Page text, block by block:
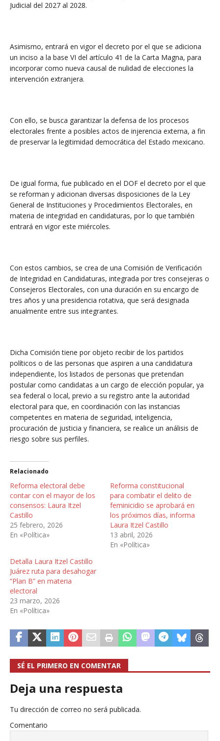
Judicial del 2027 al 2028.
Asimismo, entrará en vigor el decreto por el que se adiciona
un inciso a la base VI del artículo 41 de la Carta Magna, para
incorporar como nueva causal de nulidad de elecciones la
intervención extranjera.
Con ello, se busca garantizar la defensa de los procesos
electorales frente a posibles actos de injerencia externa, a fin
de preservar la legitimidad democrática del Estado mexicano.
De igual forma, fue publicado en el DOF el decreto por el que
se reforman y adicionan diversas disposiciones de la Ley
General de Instituciones y Procedimientos Electorales, en
materia de integridad en candidaturas, por lo que también
entrará en vigor este miércoles.
Con estos cambios, se crea de una Comisión de Verificación
de Integridad en Candidaturas, integrada por tres consejeras o
Consejeros Electorales, con una duración en su encargo de
tres años y una presidencia rotativa, que será designada
anualmente entre sus integrantes.
Dicha Comisión tiene por objeto recibir de los partidos
políticos o de las personas que aspiren a una candidatura
independiente, los listados de personas que pretendan
postular como candidatas a un cargo de elección popular, ya
sea federal o local, previo a su registro ante la autoridad
electoral para que, en coordinación con las instancias
competentes en materia de seguridad, inteligencia,
procuración de justicia y financiera, se realice un análisis de
riesgo sobre sus perfiles.
Relacionado
Reforma electoral debe
contar con el mayor de los
consensos: Laura Itzel
Castillo
25 febrero, 2026
En «Política»
Reforma constitucional
para combatir el delito de
feminicidio se aprobará en
los próximos días, informa
Laura Itzel Castillo
13 abril, 2026
En «Política»
Detalla Laura Itzel Castillo
Juárez ruta para desahogar
“Plan B” en materia
electoral
23 marzo, 2026
En «Política»
SÉ EL PRIMERO EN COMENTAR
Deja una respuesta
Tu dirección de correo no será publicada.
Comentario